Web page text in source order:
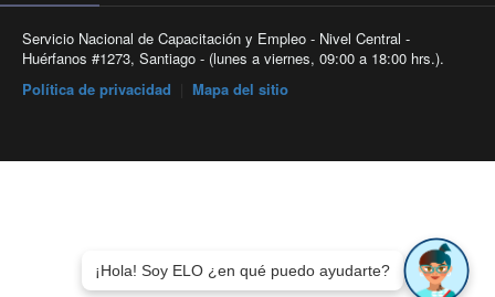
Servicio Nacional de Capacitación y Empleo - Nivel Central -
Huérfanos #1273, Santiago - (lunes a viernes, 09:00 a 18:00 hrs.).
Política de privacidad
Mapa del sitio
¡Hola! Soy ELO ¿en qué puedo ayudarte?